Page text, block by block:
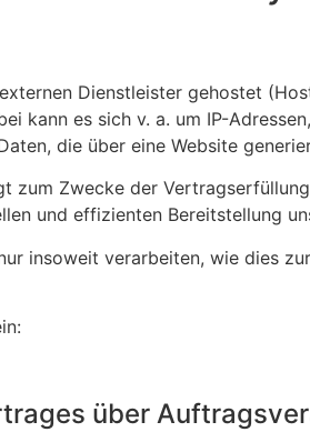
Dienstleister gehostet
kann es sich v. a. um IP-
die über eine Website
zum Zwecke der
und effizienten Bereitstellung
insoweit verarbeiten, wie dies
über